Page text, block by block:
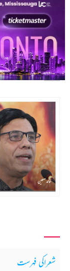
دیگر شعرا کو پڑھیے
خالد معین
شعراکی فہرست